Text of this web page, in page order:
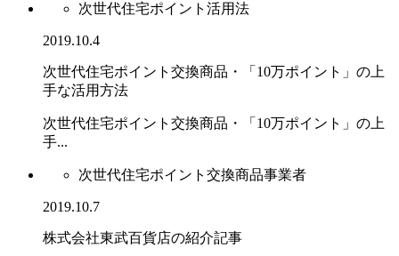
次世代住宅ポイント活用法
2019.10.4
次世代住宅ポイント交換商品・「10万ポイント」の上
手な活用方法
次世代住宅ポイント交換商品・「10万ポイント」の上
手...
次世代住宅ポイント交換商品事業者
2019.10.7
株式会社東武百貨店の紹介記事